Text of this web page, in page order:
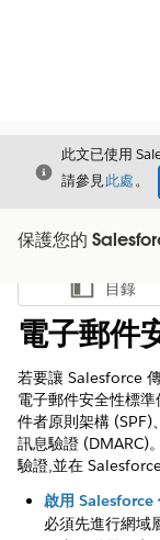
結束
此文已使用
請參見此處。
保護您的
顯示目錄
目錄
電子郵件
若要讓 Salesforce
電子郵件安全性標
件者原則架構
訊息驗證 (DMARC)
驗證,並在
啟用 Salesforce
必須先進行網域